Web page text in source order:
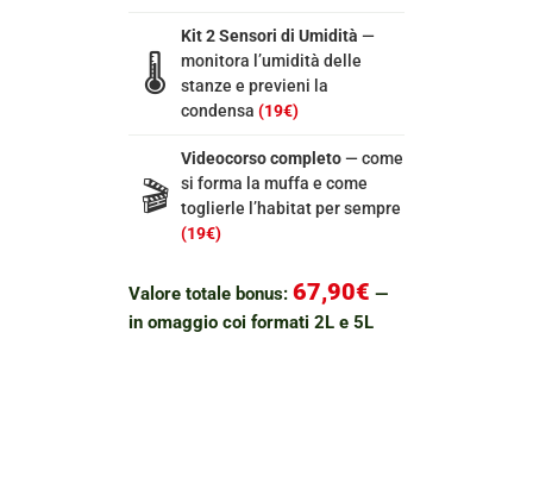
🌡️
Kit 2 Sensori di Umidità —
monitora l’umidità delle
stanze e previeni la
condensa (19€)
🎬
Videocorso completo— come
si forma la muffa e come
toglierle l’habitat per sempre
(19€)
Valore totale bonus: 67,90€ —
in omaggio coi formati 2L e 5L